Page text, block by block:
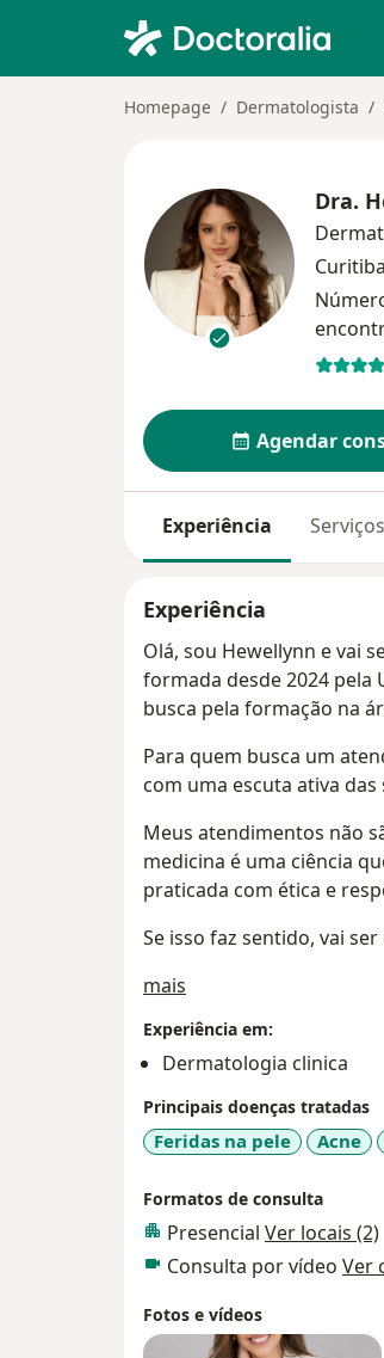
Homepage Dermatologista
Dra.
Curitiba
Agendar
Experiência Serviços
Experiência
Olá, sou Hewellynn e vai
formada desde 2024 pela
busca pela formação na
Para quem busca um
com uma escuta ativa
Meus atendimentos não
medicina é uma ciência
praticada com ética e
Se isso faz sentido, vai
mais
Experiência em:
Dermatologia clinica
Principais doenças tratadas
Feridas na pele Acne
Formatos de consulta
Presencial Ver locais (2)
Consulta por vídeo Ver
Fotos e vídeos